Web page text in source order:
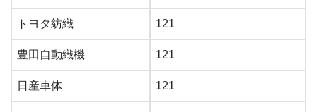
トヨタ紡織 121
豊田自動織機 121
日産車体 121